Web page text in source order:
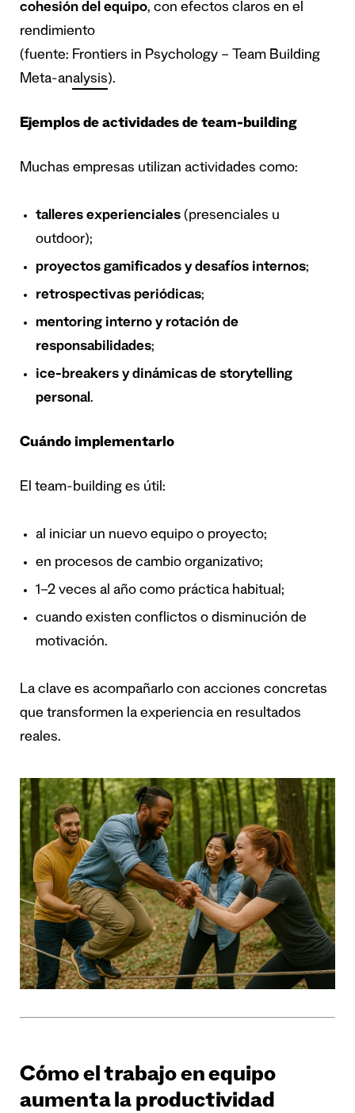
cohesión del equipo, con efectos claros en el
rendimiento
(fuente: Frontiers in Psychology – Team Building
Meta-analysis).
Ejemplos de actividades de team-building
Muchas empresas utilizan actividades como:
talleres experienciales (presenciales u
outdoor);
proyectos gamificados y desafíos internos;
retrospectivas periódicas;
mentoring interno y rotación de
responsabilidades;
ice-breakers y dinámicas de storytelling
personal.
Cuándo implementarlo
El team-building es útil:
al iniciar un nuevo equipo o proyecto;
en procesos de cambio organizativo;
1–2 veces al año como práctica habitual;
cuando existen conflictos o disminución de
motivación.
La clave es acompañarlo con acciones concretas
que transformen la experiencia en resultados
reales.
Cómo el trabajo en equipo
aumenta la productividad